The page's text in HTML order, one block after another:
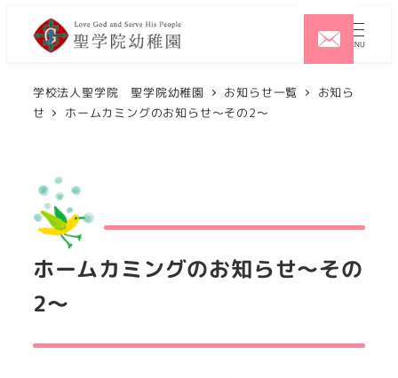
MENU
学校法人聖学院 聖学院幼稚園 お知らせ一覧
お知ら
せ
ホームカミングのお知らせ～その2～
ホームカミングのお知らせ～その
2～